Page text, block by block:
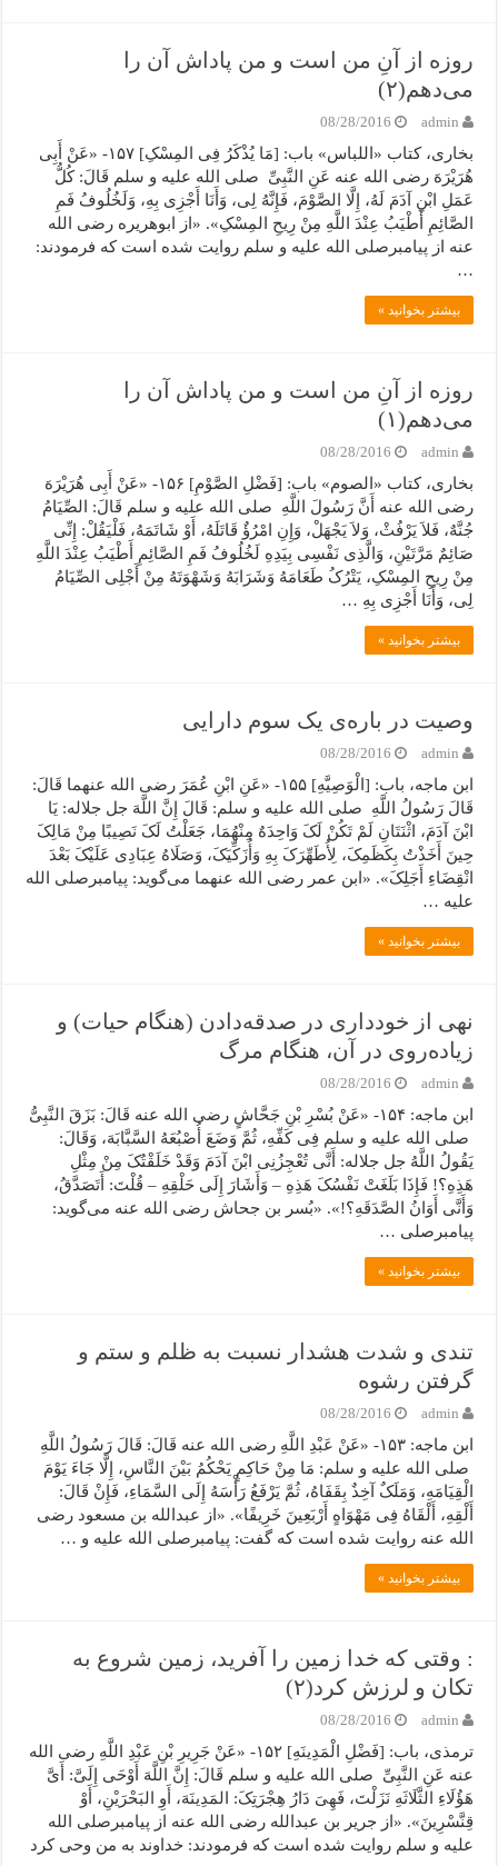
روزه از آنِ من است و من پاداش آن را
می‌دهم(۲)
admin
08/28/2016
بخاری، کتاب «اللباس» باب: [مَا یُذْکَرُ فِی المِسْکِ] ۱۵۷- «عَنْ أَبِی
هُرَیْرَهَ رضی الله عنه عَنِ النَّبِیِّ صلی الله علیه و سلم قَالَ: کُلُّ
عَمَلِ ابْنِ آدَمَ لَهُ، إِلَّا الصَّوْمَ، فَإِنَّهُ لِی، وَأَنَا أَجْزِی بِهِ، وَلَخُلُوفُ فَمِ
الصَّائِمِ أَطْیَبُ عِنْدَ اللَّهِ مِنْ رِیحِ المِسْکِ». «از ابوهریره رضی الله
عنه از پیامبرصلی الله علیه و سلم روایت شده است که فرمودند:
…
بیشتر بخوانید »
روزه از آنِ من است و من پاداش آن را
می‌دهم(۱)
admin
08/28/2016
بخاری، کتاب «الصوم» باب: [فَضْلِ الصَّوْمِ] ۱۵۶- «عَنْ أَبِی هُرَیْرَهَ
رضی الله عنه أَنَّ رَسُولَ اللَّهِ صلی الله علیه و سلم قَالَ: الصِّیَامُ
جُنَّهٌ، فَلاَ یَرْفُثْ، وَلاَ یَجْهَلْ، وَإِنِ امْرُؤٌ قَاتَلَهُ، أَوْ شَاتَمَهُ، فَلْیَقُلْ: إِنِّی
صَائِمٌ مَرَّتَیْنِ، وَالَّذِی نَفْسِی بِیَدِهِ لَخُلُوفُ فَمِ الصَّائِمِ أَطْیَبُ عِنْدَ اللَّهِ
مِنْ رِیحِ المِسْکِ، یَتْرُکُ طَعَامَهُ وَشَرَابَهُ وَشَهْوَتَهُ مِنْ أَجْلِی الصِّیَامُ
لِی، وَأَنَا أَجْزِی بِهِ …
بیشتر بخوانید »
وصیت در باره‌ی یک سوم دارایی
admin
08/28/2016
ابن ماجه، باب: [الْوَصِیَّهِ] ۱۵۵- «عَنِ ابْنِ عُمَرَ رضی الله عنهما قَالَ:
قَالَ رَسُولُ اللَّهِ صلی الله علیه و سلم: قَالَ إِنَّ اللَّهَ جل جلاله: یَا
ابْنَ آدَمَ، اثْنَتَانِ لَمْ تَکُنْ لَکَ وَاحِدَهٌ مِنْهُمَا، جَعَلْتُ لَکَ نَصِیبًا مِنْ مَالِکَ
حِینَ أَخَذْتُ بِکَظَمِکَ، لِأُطَهِّرَکَ بِهِ وَأُزَکِّیَکَ، وَصَلَاهُ عِبَادِی عَلَیْکَ بَعْدَ
انْقِضَاءِ أَجَلِکَ». «ابن عمر رضی الله عنهما می‌گوید: پیامبرصلی الله
علیه …
بیشتر بخوانید »
نهی از خودداری در صدقه‌دادن (هنگام حیات) و
زیاده‌روی در آن، هنگام مرگ
admin
08/28/2016
ابن ماجه: ۱۵۴- «عَنْ بُسْرِ بْنِ جَحَّاشٍ رضی الله عنه قَالَ: بَزَقَ النَّبِیُّ
صلی الله علیه و سلم فِی کَفِّهِ، ثُمَّ وَضَعَ أُصْبُعَهُ السَّبَّابَهَ، وَقَالَ:
یَقُولُ اللَّهُ جل جلاله: أَنَّى تُعْجِزُنِی ابْنَ آدَمَ وَقَدْ خَلَقْتُکَ مِنْ مِثْلِ
هَذِهِ؟! فَإِذَا بَلَغَتْ نَفْسُکَ هَذِهِ – وَأَشَارَ إِلَى حَلْقِهِ – قُلْتَ: أَتَصَدَّقُ،
وَأَنَّى أَوَانُ الصَّدَقَهِ؟!». «بُسر بن جحاش رضی الله عنه می‌گوید:
پیامبرصلی …
بیشتر بخوانید »
تندی و شدت هشدار نسبت به ظلم و ستم و
گرفتن رشوه
admin
08/28/2016
ابن ماجه: ۱۵۳- «عَنْ عَبْدِ اللَّهِ رضی الله عنه قَالَ: قَالَ رَسُولُ اللَّهِ
صلی الله علیه و سلم: مَا مِنْ حَاکِمٍ یَحْکُمُ بَیْنَ النَّاسِ، إِلَّا جَاءَ یَوْمَ
الْقِیَامَهِ، وَمَلَکٌ آخِذٌ بِقَفَاهُ، ثُمَّ یَرْفَعُ رَأْسَهُ إِلَى السَّمَاءِ، فَإِنْ قَالَ:
أَلْقِهِ، أَلْقَاهُ فِی مَهْوَاهٍ أَرْبَعِینَ خَرِیفًا». «از عبدالله بن مسعود رضی
الله عنه روایت شده است که گفت: پیامبرصلی الله علیه و …
بیشتر بخوانید »
: وقتی که خدا زمین را آفرید، زمین شروع به
تکان و لرزش کرد(۲)
admin
08/28/2016
ترمذی، باب: [فَضْلِ الْمَدِینَهِ] ۱۵۲- «عَنْ جَرِیرِ بْنِ عَبْدِ اللَّهِ رضی الله
عنه عَنِ النَّبِیِّ صلی الله علیه و سلم قَالَ: إِنَّ اللَّهَ أَوْحَى إِلَیَّ: أَیَّ
هَؤُلَاءِ الثَّلَاثَهِ نَزَلْتَ، فَهِیَ دَارُ هِجْرَتِکَ: المَدِینَهَ، أَوِ البَحْرَیْنِ، أَوْ
قِنَّسْرِینَ». «از جریر بن عبدالله رضی الله عنه از پیامبرصلی الله
علیه و سلم روایت شده است که فرمودند: خداوند به من وحی کرد